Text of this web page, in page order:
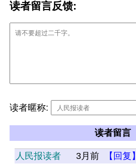
读者留言反馈:
读者暱称:
读者留言
人民报读者 3月前
【回复】